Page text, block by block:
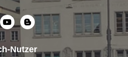
Nutzer